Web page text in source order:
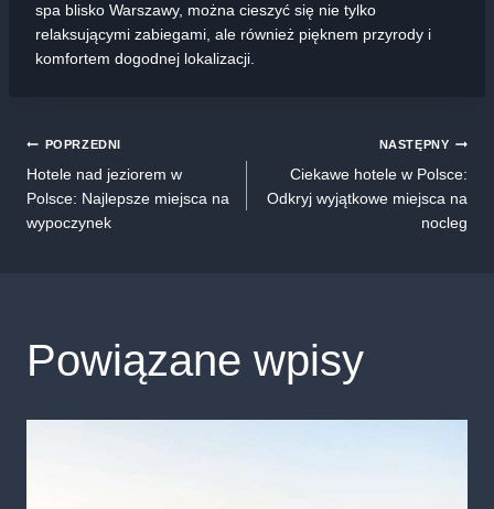
spa blisko Warszawy, można cieszyć się nie tylko
relaksującymi zabiegami, ale również pięknem przyrody i
komfortem dogodnej lokalizacji.
Nawigacja
wpisu
POPRZEDNI
Hotele nad jeziorem w
Polsce: Najlepsze miejsca na
wypoczynek
NASTĘPNY
Ciekawe hotele w Polsce:
Odkryj wyjątkowe miejsca na
nocleg
Powiązane wpisy